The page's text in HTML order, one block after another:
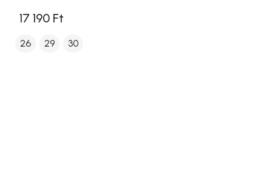
17 190 Ft
26 29 30